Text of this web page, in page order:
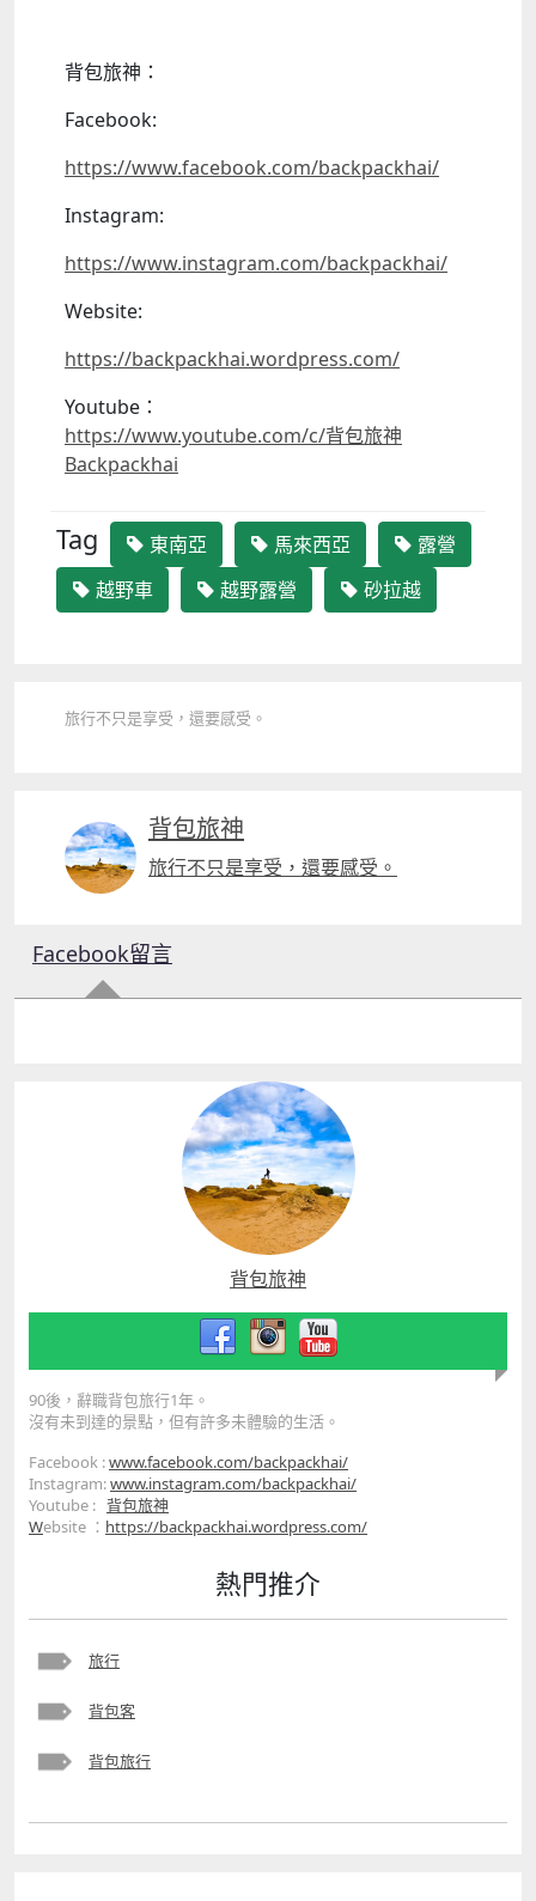
背包旅神：
Facebook:
https://www.facebook.com/backpackhai/
Instagram:
https://www.instagram.com/backpackhai/
Website:
https://backpackhai.wordpress.com/
Youtube ：
https://www.youtube.com/c/背包旅神
Backpackhai
Tag 東南亞 馬來西亞
露營
越野車
越野露營 砂拉越
旅行不只是享受，還要感受。
背包旅神
旅行不只是享受，還要感受。
Facebook留言
背包旅神
90後，辭職背包旅行1年。
沒有未到達的景點，但有許多未體驗的生活。
Facebook :www.facebook.com/backpackhai/
Instagram:www.instagram.com/backpackhai/
Youtube : 背包旅神
Website ： https://backpackhai.wordpress.com/
熱門推介
旅行
背包客
背包旅行